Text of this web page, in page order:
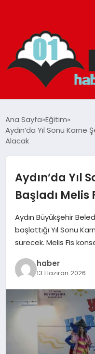
ADANA
GÜNDEM
MAGAZIN
EĞITIM
TEKNOLOJI
Ana Sayfa Eğitim
Aydın’da Yıl Sonu Karne
Alacak
Aydın’da Yıl
Başladı Melis
Aydın Büyükşehir
başlattığı Yıl Sonu
sürecek. Melis Fis
haber
13 Haziran 2026